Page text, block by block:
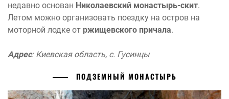
недавно основан Николаевский монастырь-скит.
Летом можно организовать поездку на остров на
моторной лодке от ржищевского причала.
Адрес: Киевская область, с. Гусинцы
ПОДЗЕМНЫЙ МОНАСТЫРЬ